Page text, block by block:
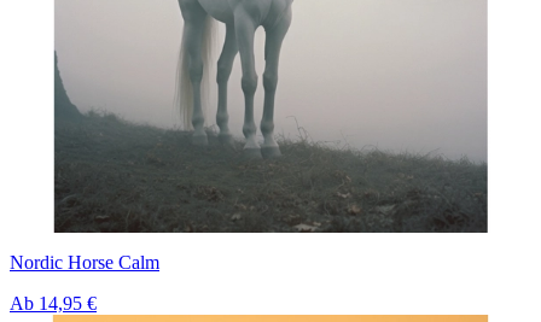
Nordic Horse Calm
Ab 14,95 €